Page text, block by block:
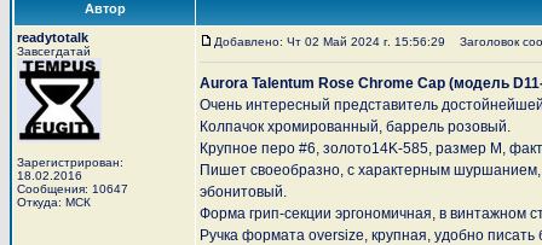
Автор
readytotalk
Завсегдатай
Зарегистрирован:
18.02.2016
Сообщения: 10647
Откуда: МСК
Добавлено: Чт 02 Май 2024 г. 15:56:29 Заголовок
Aurora Talentum Rose Chrome Cap (модель
Очень интересный представитель
Колпачок хромированный, баррель розовый.
Крупное перо #6, золото14K-585, размер M,
Пишет своеобразно, с характерным
эбонитовый.
Форма грип-секции эргономичная, в винтажном
Ручка формата oversize, крупная, удобно писать